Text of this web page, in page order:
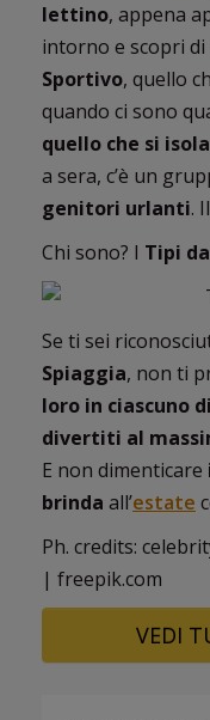
lettino, appena
intorno e scopri di
Sportivo, quello
quando ci sono
quello che si
a sera, c’è un
genitori urlanti.
Chi sono? I Tipi
Se ti sei
Spiaggia, non ti
loro in ciascuno
divertiti al
E non dimenticare
brinda all’estate
Ph. credits:
| freepik.com
VEDI